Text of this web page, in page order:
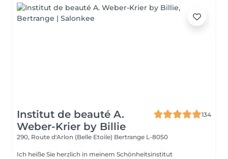
Institut de beauté A.
Weber-Krier by Billie
134
290, Route d'Arlon (Belle Etoile) Bertrange L-8050
Ich heiße Sie herzlich in meinem Schönheitsinstitut